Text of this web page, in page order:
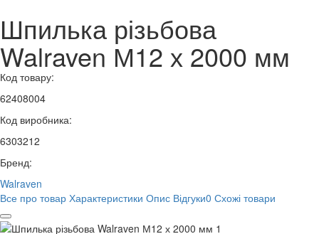
Шпилька різьбова
Walraven М12 х 2000 мм
Код товару:
62408004
Код виробника:
6303212
Бренд:
Walraven
Все про товар Характеристики Опис Відгуки0 Схожі товари